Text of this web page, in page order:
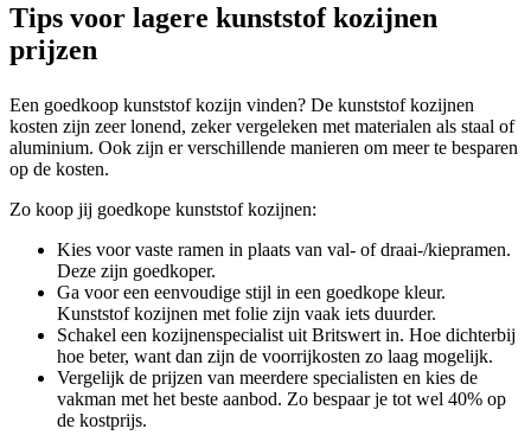
Tips voor lagere kunststof kozijnen
prijzen
Een goedkoop kunststof kozijn vinden? De kunststof kozijnen
kosten zijn zeer lonend, zeker vergeleken met materialen als staal of
aluminium. Ook zijn er verschillende manieren om meer te besparen
op de kosten.
Zo koop jij goedkope kunststof kozijnen:
Kies voor vaste ramen in plaats van val- of draai-/kiepramen.
Deze zijn goedkoper.
Ga voor een eenvoudige stijl in een goedkope kleur.
Kunststof kozijnen met folie zijn vaak iets duurder.
Schakel een kozijnenspecialist uit Britswert in. Hoe dichterbij
hoe beter, want dan zijn de voorrijkosten zo laag mogelijk.
Vergelijk de prijzen van meerdere specialisten en kies de
vakman met het beste aanbod. Zo bespaar je tot wel 40% op
de kostprijs.